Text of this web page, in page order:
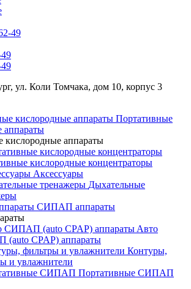
49
ул. Коли Томчака, дом 10, корпус 3
Портативные
аппараты
кислородные аппараты
кислородные концентраторы
Аксессуары
Дыхательные
СИПАП аппараты
Aвто
CPAP) аппараты
Контуры,
и увлажнители
Портативные СИПАП